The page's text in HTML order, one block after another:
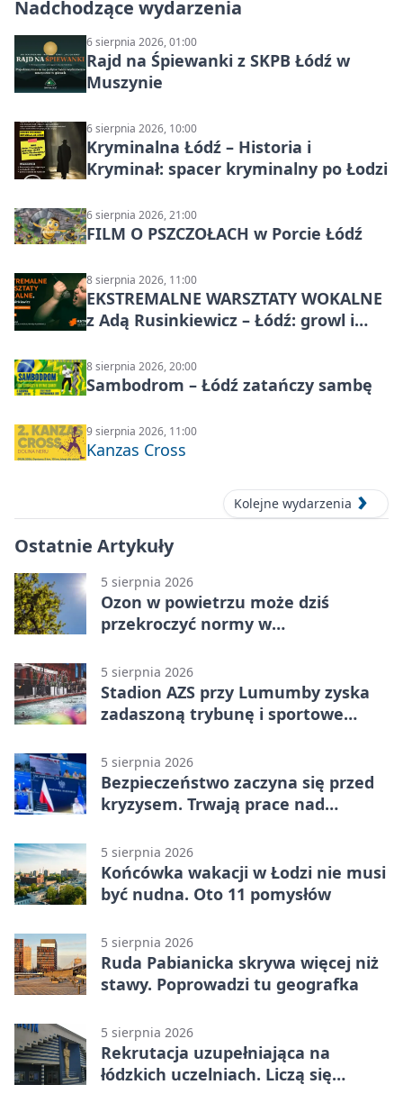
Nadchodzące wydarzenia
6 sierpnia 2026, 01:00
Rajd na Śpiewanki z SKPB Łódź w
Muszynie
6 sierpnia 2026, 10:00
Kryminalna Łódź – Historia i
Kryminał: spacer kryminalny po Łodzi
6 sierpnia 2026, 21:00
FILM O PSZCZOŁACH w Porcie Łódź
8 sierpnia 2026, 11:00
EKSTREMALNE WARSZTATY WOKALNE
z Adą Rusinkiewicz – Łódź: growl i
8 sierpnia 2026, 20:00
Sambodrom – Łódź zatańczy sambę
9 sierpnia 2026, 11:00
Kanzas Cross
Kolejne wydarzenia
Ostatnie Artykuły
5 sierpnia 2026
Ozon w powietrzu może dziś
przekroczyć normy w
5 sierpnia 2026
Stadion AZS przy Lumumby zyska
zadaszoną trybunę i sportowe
5 sierpnia 2026
Bezpieczeństwo zaczyna się przed
kryzysem. Trwają prace nad
5 sierpnia 2026
Końcówka wakacji w Łodzi nie musi
być nudna. Oto 11 pomysłów
5 sierpnia 2026
Ruda Pabianicka skrywa więcej niż
stawy. Poprowadzi tu geografka
5 sierpnia 2026
Rekrutacja uzupełniająca na
łódzkich uczelniach. Liczą się